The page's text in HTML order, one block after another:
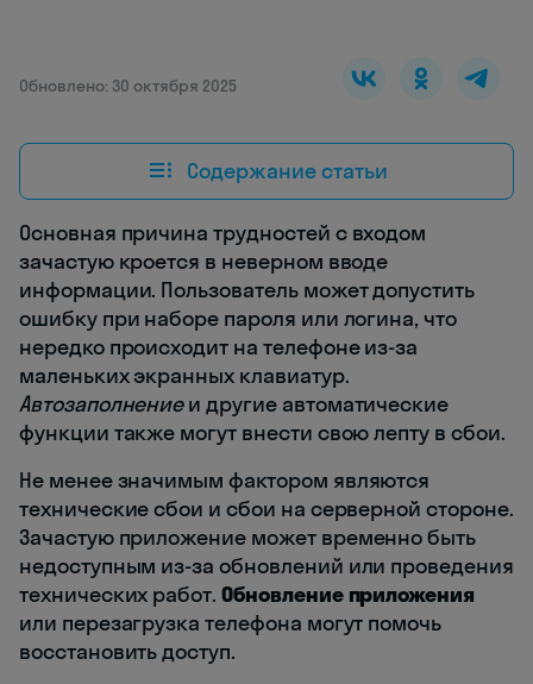
Обновлено: 30 октября 2025
Содержание статьи
Основная причина трудностей с входом
зачастую кроется в неверном вводе
информации. Пользователь может допустить
ошибку при наборе пароля или логина, что
нередко происходит на телефоне из-за
маленьких экранных клавиатур.
Автозаполнениеи другие автоматические
функции также могут внести свою лепту в сбои.
Не менее значимым фактором являются
технические сбои и сбои на серверной стороне.
Зачастую приложение может временно быть
недоступным из-за обновлений или проведения
технических работ.Обновление приложения
или перезагрузка телефона могут помочь
восстановить доступ.